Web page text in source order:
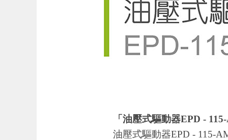
「油壓式驅動器EPD -
油壓式驅動器EPD - 115-